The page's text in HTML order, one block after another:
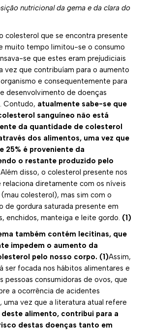
nutricional da gema e da clara do
colesterol que se encontra presente
muito tempo limitou-se o consumo
se que estes eram prejudiciais
vez que contribuíam para o aumento
e consequentemente para
desenvolvimento de doenças
Contudo, atualmente sabe-se que
sanguíneo não está
da quantidade de colesterol
dos alimentos, uma vez que
25% é proveniente da
o restante produzido pelo
Além disso, o colesterol presente nos
relaciona diretamente com os níveis
colesterol), mas sim com o
de gordura saturada presente em
enchidos, manteiga e leite gordo. (1)
também contém lecitinas, que
impedem o aumento da
pelo nosso corpo. (1)Assim,
ser focada nos hábitos alimentares e
pessoas consumidoras de ovos, que
a ocorrência de acidentes
uma vez que a literatura atual refere
alimento, contribui para a
destas doenças tanto em